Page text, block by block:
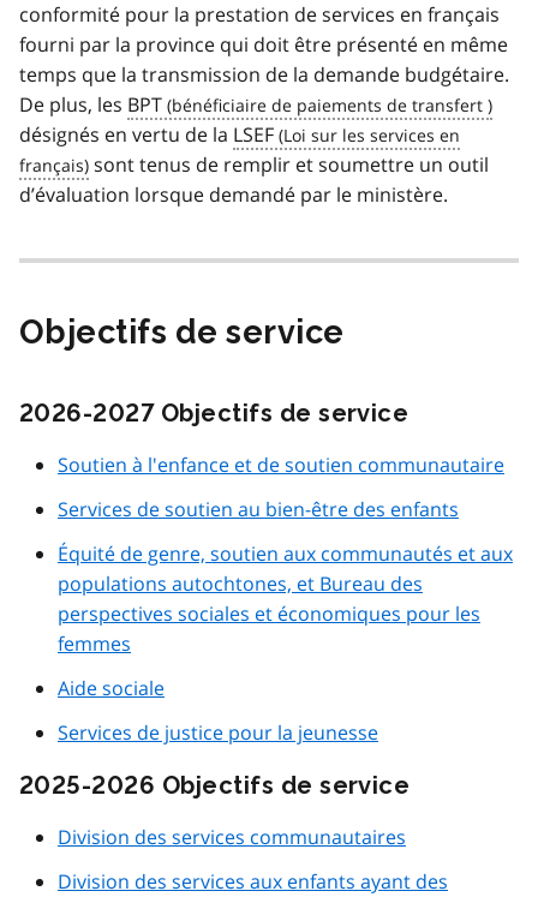
conformité pour la prestation de services en français
fourni par la province qui doit être présenté en même
temps que la transmission de la demande budgétaire.
De plus, les BPT
désignés en vertu de la LSEF
sont tenus de remplir et soumettre un outil
d’évaluation lorsque demandé par le ministère.
Objectifs de service
2026-2027 Objectifs de service
Soutien à l'enfance et de soutien communautaire
Services de soutien au bien-être des enfants
Équité de genre, soutien aux communautés et aux
populations autochtones, et Bureau des
perspectives sociales et économiques pour les
femmes
Aide sociale
Services de justice pour la jeunesse
2025-2026 Objectifs de service
Division des services communautaires
Division des services aux enfants ayant des